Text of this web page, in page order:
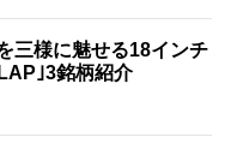
三様に魅せる18インチ
｣3銘柄紹介